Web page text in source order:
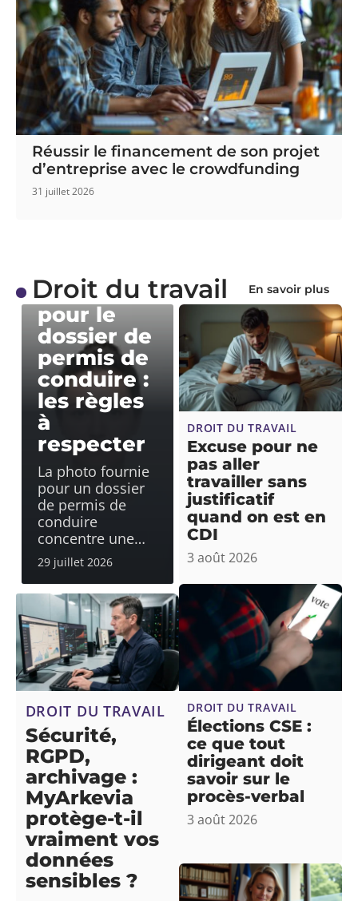
Réussir le financement de son projet
d’entreprise avec le crowdfunding
31 juillet 2026
Droit du travail En savoir plus
Photo
pour le
dossier de
permis de
conduire :
les règles
à
respecter
La photo fournie
pour un dossier
de permis de
conduire
concentre une…
29 juillet 2026
DROIT DU TRAVAIL
Sécurité,
RGPD,
archivage :
MyArkevia
protège-t-il
vraiment vos
données
sensibles ?
DROIT DU TRAVAIL
Excuse pour ne
pas aller
travailler sans
justificatif
quand on est en
CDI
3 août 2026
DROIT DU TRAVAIL
Élections CSE :
ce que tout
dirigeant doit
savoir sur le
procès-verbal
3 août 2026